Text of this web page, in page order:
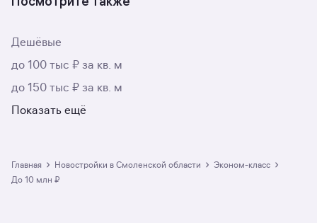
Дешёвые
до 100 тыс ₽ за кв. м
до 150 тыс ₽ за кв. м
Показать ещё
Главная › Новостройки в Смоленской области › эконом-класс ›
до 10 млн ₽